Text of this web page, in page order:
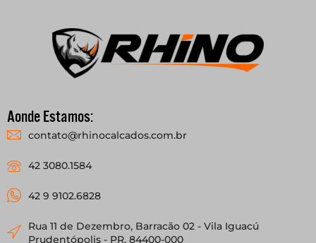
Aonde Estamos:
contato@rhinocalcados.com.br
42 3080.1584
42 9 9102.6828
Rua 11 de Dezembro, Barracão 02 - Vila Iguacú
Prudentópolis - PR, 84400-000